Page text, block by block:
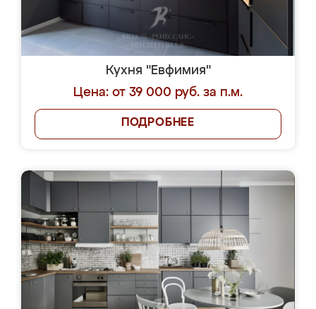
Кухня "Евфимия"
Цена: от 39 000 руб. за п.м.
ПОДРОБНЕЕ